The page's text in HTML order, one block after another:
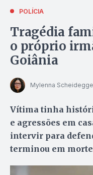
POLÍCIA
Tragédia
o próprio
Goiânia
Mylenna
Vítima tinha
e agressões em
intervir para
terminou em morte